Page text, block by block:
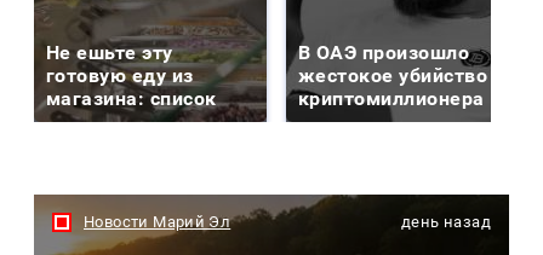
Не ешьте эту
готовую еду из
магазина: список
В ОАЭ произошло
жестокое убийство
криптомиллионера
Новости Марий Эл день назад